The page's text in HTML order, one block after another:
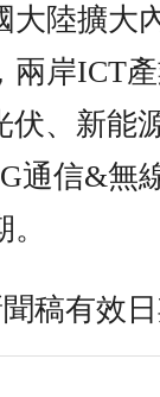
大陸擴大
兩岸ICT
、新能
通信&無
稿有效